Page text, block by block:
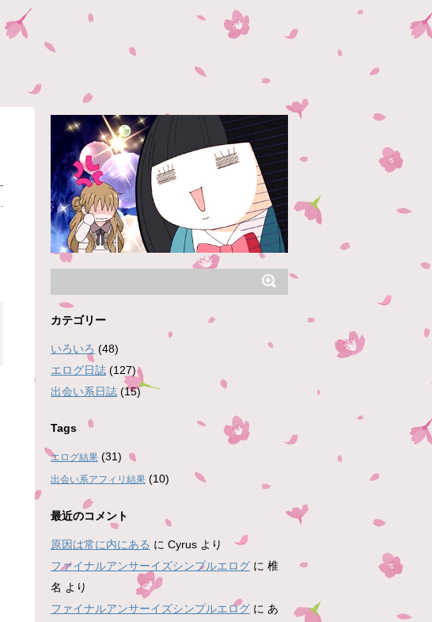
カテゴリー
いろいろ (48)
エログ日誌 (127)
出会い系日誌 (15)
Tags
エログ結果 (31)
出会い系アフィリ結果 (10)
最近のコメント
原因は常に内にある に Cyrus より
ファイナルアンサーイズシンプルエログ に 椎
名 より
ファイナルアンサーイズシンプルエログ に あ